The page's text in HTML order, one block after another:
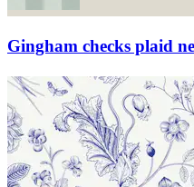
Gingham checks plaid